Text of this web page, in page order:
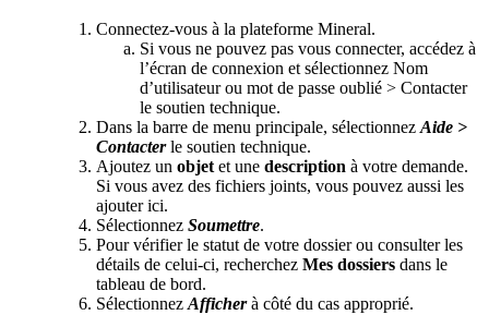
Connectez-vous à la plateforme Mineral.
Si vous ne pouvez pas vous connecter, accédez à
l’écran de connexion et sélectionnez Nom
d’utilisateur ou mot de passe oublié > Contacter
le soutien technique.
Dans la barre de menu principale, sélectionnez Aide >
Contacterle soutien technique.
Ajoutez un objet et une description à votre demande.
Si vous avez des fichiers joints, vous pouvez aussi les
ajouter ici.
Sélectionnez Soumettre.
Pour vérifier le statut de votre dossier ou consulter les
détails de celui-ci, recherchez Mes dossiers dans le
tableau de bord.
Sélectionnez Afficherà côté du cas approprié.